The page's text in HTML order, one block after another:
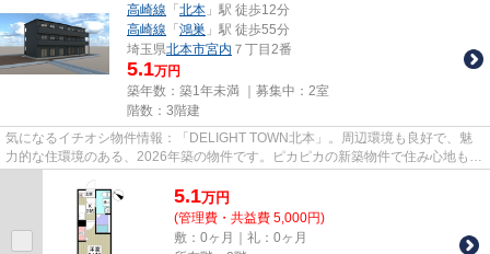
高崎線 「 北本 」駅 徒歩12分
高崎線 「 鴻巣 」駅 徒歩55分
埼玉県北本市宮内 ７丁目2番
5.1万円
築年数：築1年未満 ｜募集中： 2室
階数：3階建
気になるイチオシ物件情報：「DELIGHT TOWN北本」。周辺環境も良好で、魅
力的な住環境のある、2026年築の物件です。ピカピカの新築物件で住み心地も良
5.1万円
(管理費・共益費 5,000円)
敷：0ヶ月｜礼：0ヶ月